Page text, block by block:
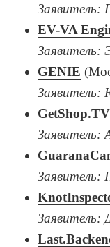
Заявитель:
EV-VA
Заявитель:
GENIE
Заявитель:
GetShop.TV
Заявитель:
Заявитель:
Заявитель: